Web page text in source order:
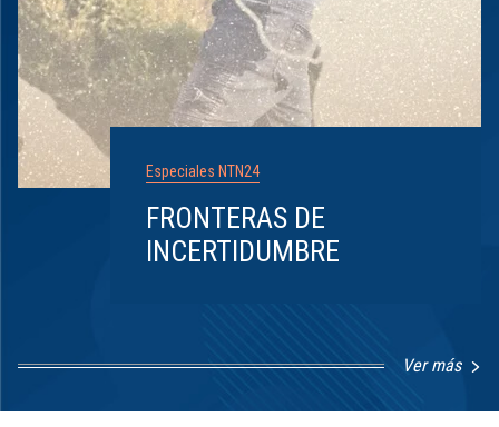
Especiales NTN24
FRONTERAS DE
INCERTIDUMBRE
Ver más
1